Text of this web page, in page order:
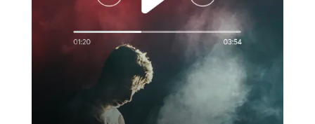
Működjön együtt globális zenei felügyelői
hálózatunkkal, hogy olyan egyedi
lejátszási listát hozzon létre licencelt
eredeti zenével, amely tökéletesen
megragadja az Ön történetét a
háttérzene segítségével. A stratégia és
az érzelmek zökkenőmentes keveréke,
amelyet a célközönség bevonásával
állítottunk össze.